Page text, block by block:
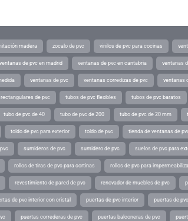
madera zocalo de pvc vinilos de pvc para cocinas
ventanas de pvc en madrid ventanas de pvc en cantabria ventanas
ventanas de pvc ventanas corredizas de pvc ventanas
de pvc tubos de pvc flexibles tubos de pvc baratos
tubo de pvc de 40 tubo de pvc de 200 tubo de pvc de 20 mm
toldo de pvc para exterior toldo de pvc tienda de ventanas de
sumideros de pvc sumidero de pvc suelos de pvc para
rollos de tiras de pvc para cortinas rollos de pvc para
revestimiento de pared de pvc renovador de muebles de pvc
de pvc interior con cristal puertas de pvc interior puertas de
puertas correderas de pvc puertas balconeras de pvc